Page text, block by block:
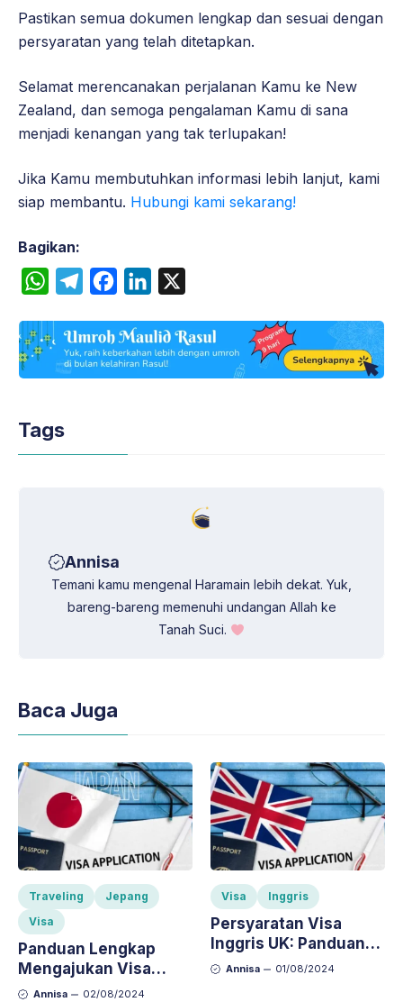
Pastikan semua dokumen lengkap dan sesuai dengan
persyaratan yang telah ditetapkan.
Selamat merencanakan perjalanan Kamu ke New
Zealand, dan semoga pengalaman Kamu di sana
menjadi kenangan yang tak terlupakan!
Jika Kamu membutuhkan informasi lebih lanjut, kami
siap membantu. Hubungi kami sekarang!
Bagikan:
W
a
p
l
e
c
e
n
k
Tags
Annisa
Temani kamu mengenal Haramain lebih dekat. Yuk,
bareng-bareng memenuhi undangan Allah ke
Tanah Suci.
Baca Juga
Traveling
Jepang
Visa
Panduan Lengkap
Mengajukan Visa
Jepang
Annisa 02/08/2024
Visa Inggris
Persyaratan Visa
Inggris UK: Panduan
Lengkap untuk
Annisa 01/08/2024